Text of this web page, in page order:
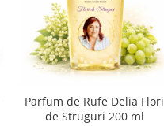
Parfum de Rufe Delia Flori
de Struguri 200 ml